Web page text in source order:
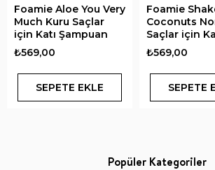
Foamie Aloe You Very
Much Kuru Saçlar
için Katı Şampuan
₺569,00
SEPETE EKLE
Foamie
Coconuts
Saçlar için
Şampuan
₺569,00
SEPETE
Popüler Kategoriler